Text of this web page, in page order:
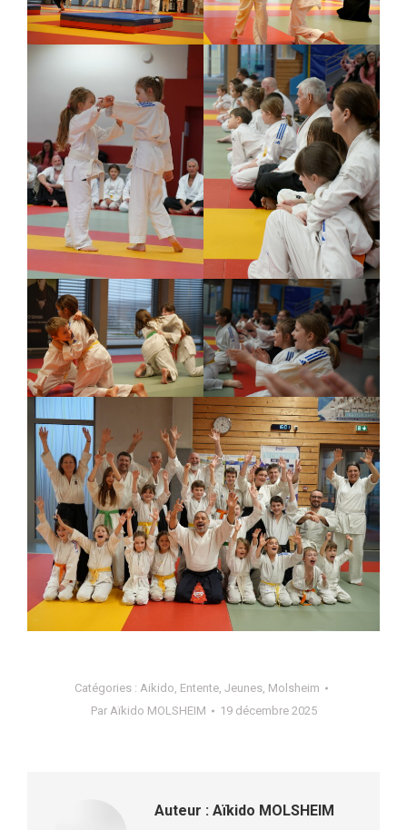
Catégories : Aikido, Entente, Jeunes, Molsheim
Par Aïkido MOLSHEIM 19 décembre 2025
Auteur : Aïkido MOLSHEIM